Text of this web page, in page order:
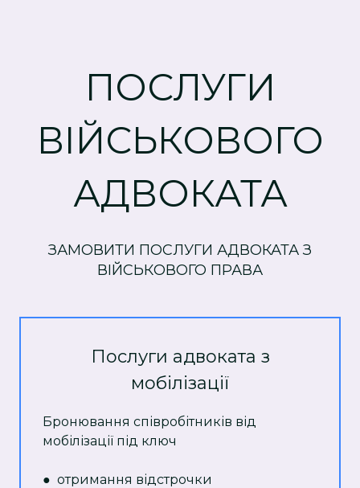
ПОСЛУГИ
ВІЙСЬКОВОГО
АДВОКАТА
ЗАМОВИТИ ПОСЛУГИ АДВОКАТА З
ВІЙСЬКОВОГО ПРАВА
Послуги адвоката з
мобілізації
Бронювання співробітників від
мобілізації під ключ
● отримання відстрочки